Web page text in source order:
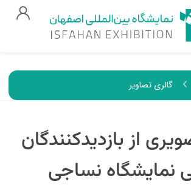
گالری تصاویر
از بازدیدکنندگان
نمایشگاه نساجی